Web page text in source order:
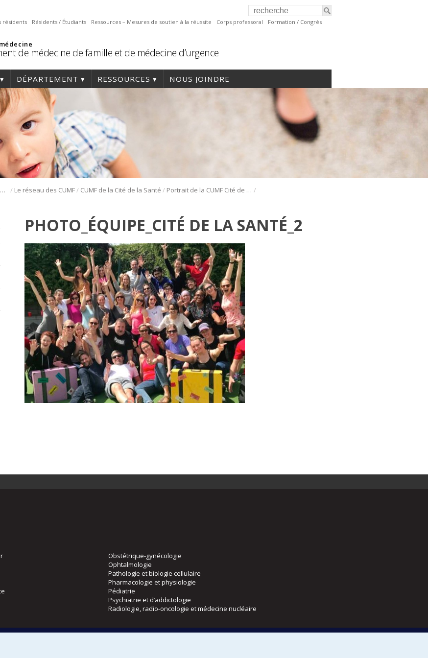
résidents Résidents / Étudiants Ressources – Mesures de soutien à la réussite Corps professoral Formation / Congrès
de médecine de famille et de médecine d’urgence
DÉPARTEMENT RESSOURCES NOUS JOINDRE
Résidence en médecine de famille / Le réseau des CUMF/ CUMF de la Cité de la Santé / Portrait de la CUMF Cité de la Santé | Pour et par les résidents! /
PHOTO_ÉQUIPE_CITÉ DE LA SANTÉ_2
Obstétrique-gynécologie
Ophtalmologie
Pathologie et biologie cellulaire
Pharmacologie et physiologie
Pédiatrie
Psychiatrie et d’addictologie
Radiologie, radio-oncologie et médecine nucléaire